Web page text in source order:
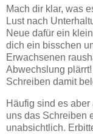
Mach dir klar, was
Lust nach
Neue dafür ein
dich ein bisschen
Erwachsenen
Abwechslung
Schreiben damit
Häufig sind es
uns das Schreiben
unabsichtlich.